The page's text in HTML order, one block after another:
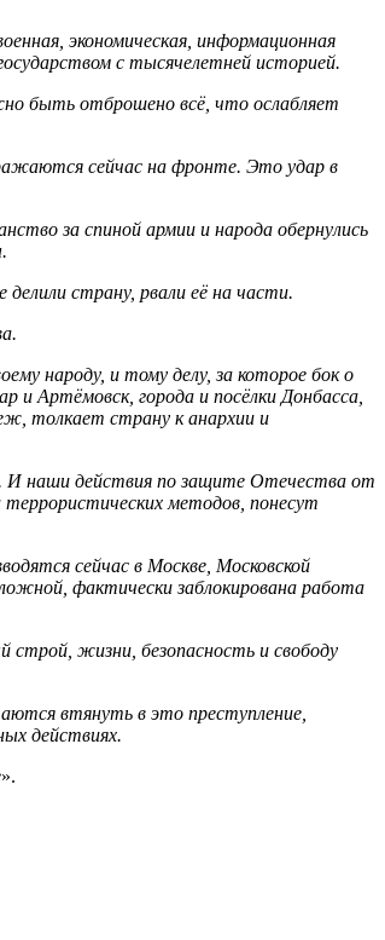
экономическая, информационная
с тысячелетней историей.
быть отброшено всё, что ослабляет
сейчас на фронте. Это удар в
за спиной армии и народа обернулись
страну, рвали её на части.
народу, и тому делу, за которое бок о
и Артёмовск, города и посёлки Донбасса,
толкает страну к анархии и
И наши действия по защите Отечества от
методов, понесут
сейчас в Москве, Московской
фактически заблокирована работа
жизни, безопасность и свободу
втянуть в это преступление,
действиях.
».